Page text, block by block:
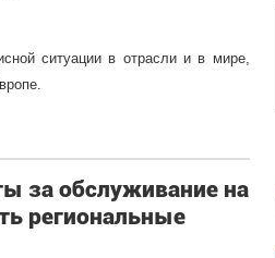
ситуации в отрасли и в мире,
за обслуживание на
региональные